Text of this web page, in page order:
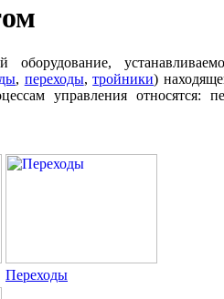
оборудование,
, переходы,тройники)
управления относятся:
Переходы